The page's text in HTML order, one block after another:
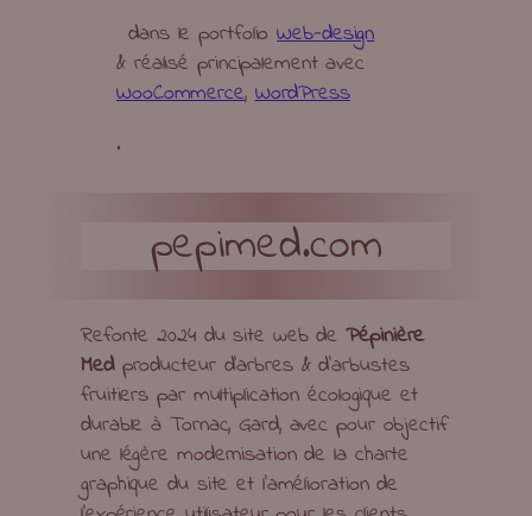
dans le portfolioWeb-design
& réalisé principalement avec
WooCommerce, WordPress
.
pepimed.com
Refonte 2024 du site web dePépinière
Medproducteur d’arbres & d’arbustes
fruitiers par multiplication écologique et
durable à Tornac, Gard, avec pour objectif
une légère modernisation de la charte
graphique du site et l’amélioration de